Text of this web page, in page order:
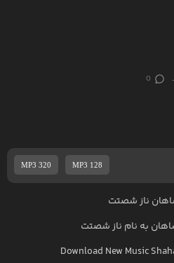
0
MP3 320 MP3 128
ناز شصتت
به نام ناز شصتت
Download New Music